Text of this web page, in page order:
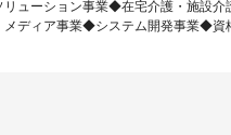
ューション事業◆在宅介護・施設介
メディア事業◆システム開発事業◆資